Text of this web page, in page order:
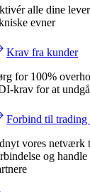
alle dine
evner
Krav fra kunder
for 100%
krav for at
Forbind til trading
vores netværk
og